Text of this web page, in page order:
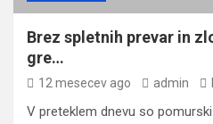
Brez spletnih prevar in
gre…
12 mesecev ago admin
V preteklem dnevu so